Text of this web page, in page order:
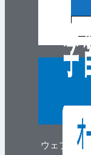
ウェブマガ